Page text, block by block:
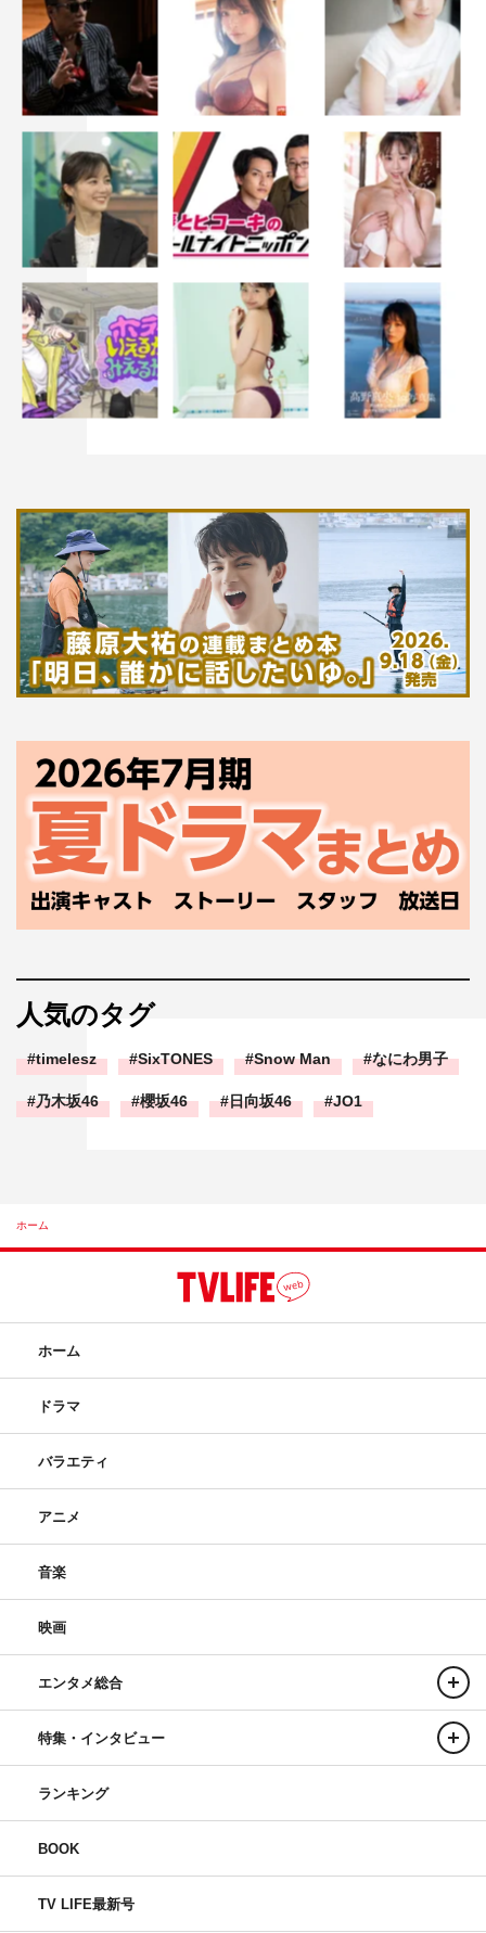
人気のタグ
timelesz SixTONES Snow Man なにわ男子
乃木坂46 櫻坂46 日向坂46 JO1
ホーム
ホーム
ドラマ
バラエティ
アニメ
音楽
映画
エンタメ総合
特集・インタビュー
ランキング
BOOK
TV LIFE最新号